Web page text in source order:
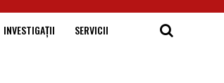
INVESTIGAȚII SERVICII